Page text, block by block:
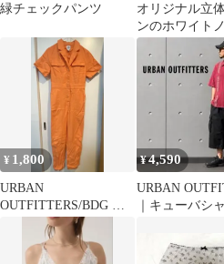
緑チェックパンツ
オリジナル立
ンのホワイト
ーブトップス
¥ 1,800
URBAN
OUTFITTERS/BDG オ
レンジ 半袖オールイン
¥4,590
URBAN
｜キューバシ